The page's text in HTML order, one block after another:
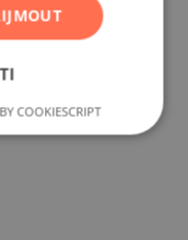
CZECH
COOKIESCRIPT